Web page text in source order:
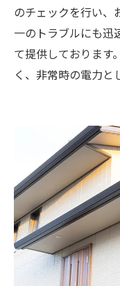
のチェックを行い、
一のトラブルにも迅
て提供しております
く、非常時の電力と